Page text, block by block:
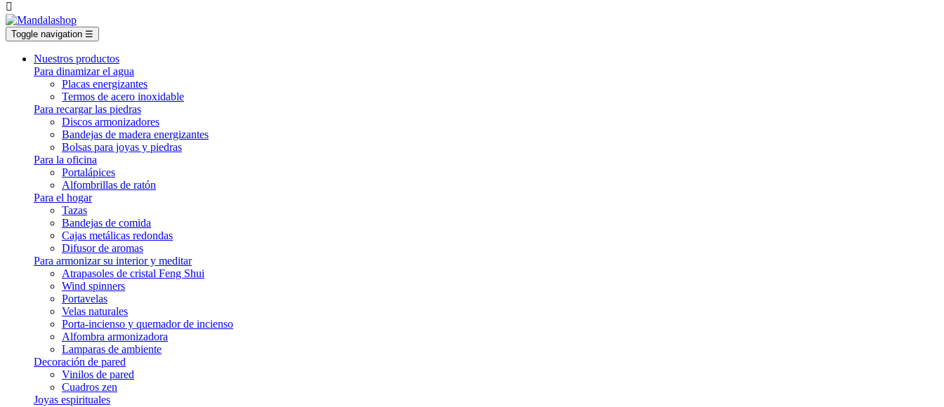

Toggle navigation ☰
Nuestros productos
Para dinamizar el agua
Placas energizantes
Termos de acero inoxidable
Para recargar las piedras
Discos armonizadores
Bandejas de madera energizantes
Bolsas para joyas y piedras
Para la oficina
Portalápices
Alfombrillas de ratón
Para el hogar
Tazas
Bandejas de comida
Cajas metálicas redondas
Difusor de aromas
Para armonizar su interior y meditar
Atrapasoles de cristal Feng Shui
Wind spinners
Portavelas
Velas naturales
Porta-incienso y quemador de incienso
Alfombra armonizadora
Lamparas de ambiente
Decoración de pared
Vinilos de pared
Cuadros zen
Joyas espirituales